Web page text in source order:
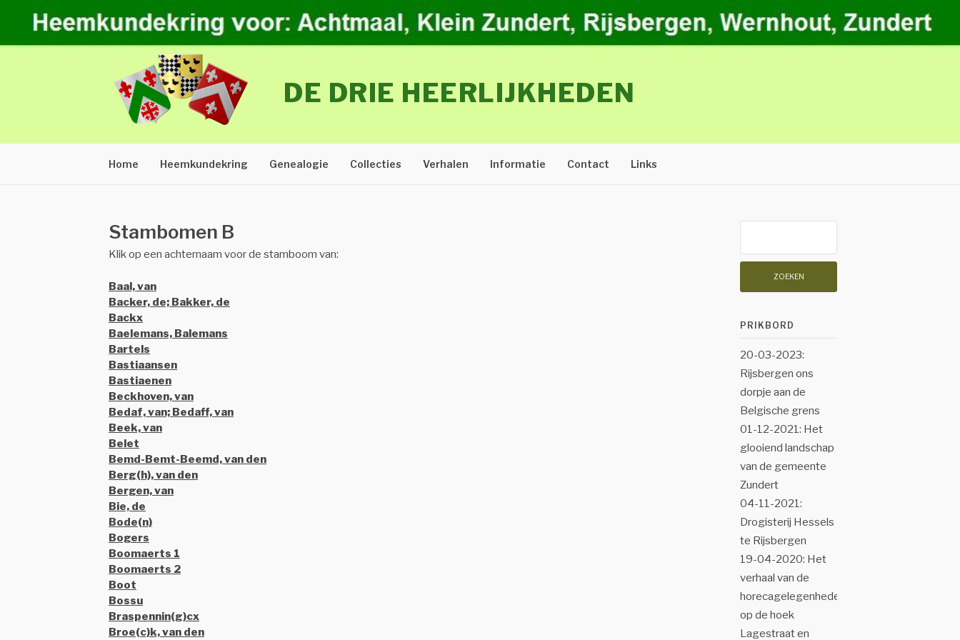
DE DRIE HEERLIJKHEDEN
Home Heemkundekring Genealogie Collecties Verhalen Informatie Contact Links
Stambomen B
Klik op een achternaam voor de stamboom van:
Baal, van
Backer, de; Bakker, de
Backx
Baelemans, Balemans
Bartels
Bastiaansen
Bastiaenen
Beckhoven, van
Bedaf, van; Bedaff, van
Beek, van
Belet
Bemd-Bemt-Beemd, van den
Berg(h), van den
Bergen, van
Bie, de
Bode(n)
Bogers
Boomaerts 1
Boomaerts 2
Boot
Bossu
Braspennin(g)cx
Broe(c)k, van den
PRIKBORD
20-03-2023:
Rijsbergen ons
dorpje aan de
Belgische grens
01-12-2021: Het
glooiend landschap
van de gemeente
Zundert
04-11-2021:
Drogisterij Hessels
te Rijsbergen
19-04-2020: Het
verhaal van de
horecagelegenheden
op de hoek
Lagestraat en